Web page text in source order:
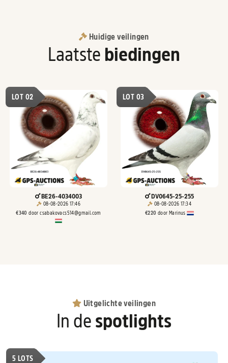
Huidige veilingen
Laatste biedingen
LOT 02
BE26-4034003
08-08-2026 17:46
€340 doorcsabakovacs514@gmail.com
LOT 03
DV0645-25-255
08-08-2026 17:34
€220 door Marinus
Uitgelichte veilingen
In de spotlights
5 LOTS